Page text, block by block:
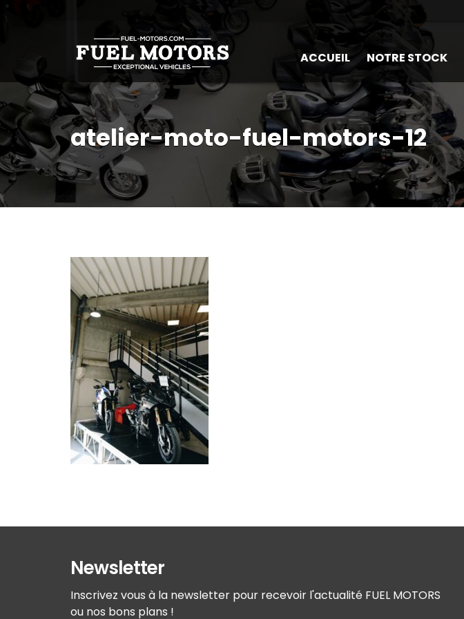
ACCUEIL NOTRE STOCK
atelier-moto-fuel-motors-12
Newsletter
Inscrivez vous à la newsletter pour recevoir l'actualité FUEL MOTORS
ou nos bons plans !